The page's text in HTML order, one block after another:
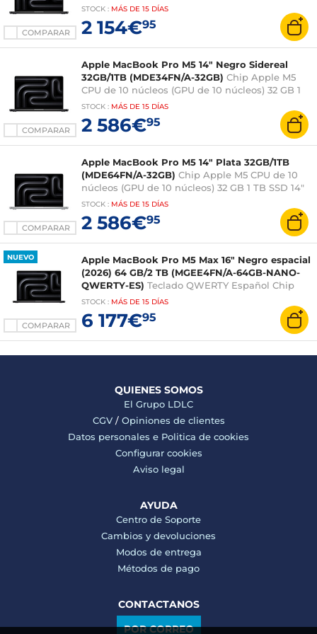
COMPARAR
núcleos (GPU de 10 núcleos) 16 GB 1 TB SSD 14"
LED Liquid Retina XDR Wi-Fi 6E/Bluetooth
Webcam macOS Tahoe
STOCK : MÁS DE 15 DÍAS
2 154€95
COMPARAR
Apple MacBook Pro M5 14" Negro Sidereal
32GB/1TB (MDE34FN/A-32GB) Chip Apple M5
CPU de 10 núcleos (GPU de 10 núcleos) 32 GB 1
TB SSD 14" LED Liquid Retina XDR Wi-Fi
6E/Bluetooth Webcam macOS Tahoe
STOCK : MÁS DE 15 DÍAS
2 586€95
COMPARAR
Apple MacBook Pro M5 14" Plata 32GB/1TB
(MDE64FN/A-32GB) Chip Apple M5 CPU de 10
núcleos (GPU de 10 núcleos) 32 GB 1 TB SSD 14"
LED Liquid Retina XDR Wi-Fi 6E/Bluetooth
Webcam macOS Tahoe
STOCK : MÁS DE 15 DÍAS
2 586€95
NUEVO
COMPARAR
Apple MacBook Pro M5 Max 16" Negro espacial
(2026) 64 GB/2 TB (MGEE4FN/A-64GB-NANO-
QWERTY-ES) Teclado QWERTY Español Chip
Apple M5 Max CPU 18 núcleos (GPU 40 núcleos)
64 GB SSD 2 TB 16" LED Liquid Retina XDR vidrio
nanotexturizado Wi-Fi 7/Bluetooth Cámara web
STOCK : MÁS DE 15 DÍAS
6 177€95
QUIENES SOMOS
El Grupo LDLC
CGV/ Opiniones de clientes
Datos personales e Politica de cookies
Configurar cookies
Aviso legal
AYUDA
Centro de Soporte
Cambios y devoluciones
Modos de entrega
Métodos de pago
CONTACTANOS
POR CORREO